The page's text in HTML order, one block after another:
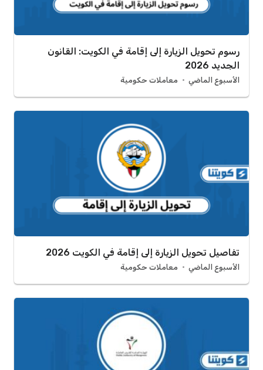
رسوم تحويل الزيارة إلى إقامة في الكويت: القانون
الجديد 2026
الأسبوع الماضي معاملات حكومية
تفاصيل تحويل الزيارة إلى إقامة في الكويت 2026
الأسبوع الماضي معاملات حكومية